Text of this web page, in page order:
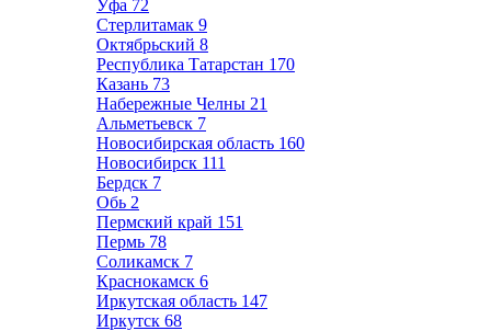
Уфа 72
Стерлитамак 9
Октябрьский 8
Республика Татарстан 170
Казань 73
Набережные Челны 21
Альметьевск 7
Новосибирская область 160
Новосибирск 111
Бердск 7
Обь 2
Пермский край 151
Пермь 78
Соликамск 7
Краснокамск 6
Иркутская область 147
Иркутск 68